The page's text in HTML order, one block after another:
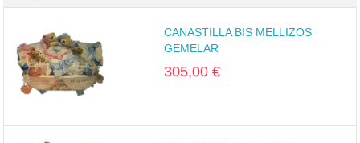
CANASTILLA BIS MELLIZOS
GEMELAR
305,00 €